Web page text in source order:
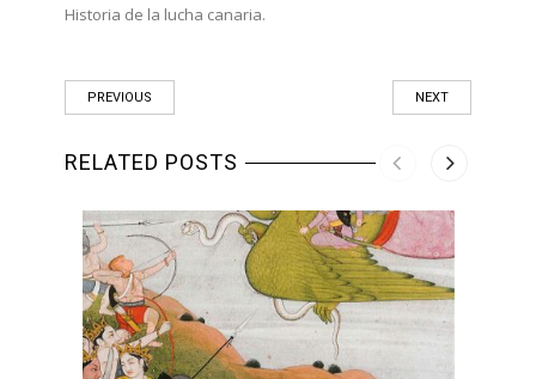
Historia de la lucha canaria.
PREVIOUS NEXT
RELATED POSTS